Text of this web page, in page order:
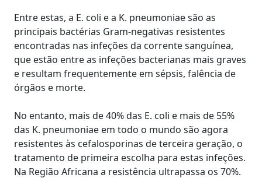
Entre estas, a E. coli e a K. pneumoniae são as
principais bactérias Gram-negativas resistentes
encontradas nas infeções da corrente sanguínea,
que estão entre as infeções bacterianas mais graves
e resultam frequentemente em sépsis, falência de
órgãos e morte.
No entanto, mais de 40% das E. coli e mais de 55%
das K. pneumoniae em todo o mundo são agora
resistentes às cefalosporinas de terceira geração, o
tratamento de primeira escolha para estas infeções.
Na Região Africana a resistência ultrapassa os 70%.